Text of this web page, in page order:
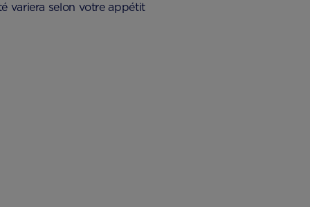
variera selon votre appétit